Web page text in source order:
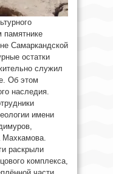
памятнике
Самаркандской
остатки
служил
Об этом
наследия.
имени
Махкамова.
раскрыли
комплекса,